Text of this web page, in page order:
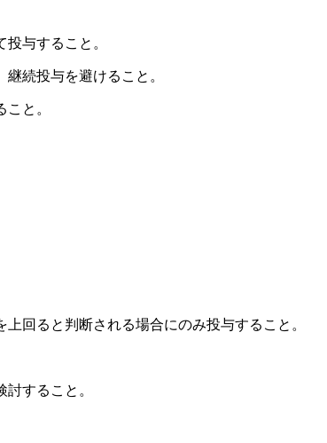
与すること。
続投与を避けること。
と。
回ると判断される場合にのみ投与すること。
すること。